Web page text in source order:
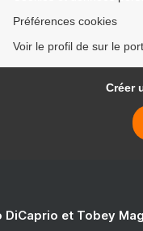
Préférences cookies
Voir le profil de sur le
Créer
DiCaprio et Tobey